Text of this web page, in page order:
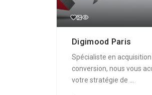
Digimood Paris
Spécialiste en
conversion, nous vous
votre stratégie de ...